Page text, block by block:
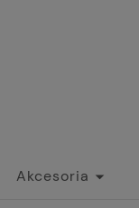
Akcesoria